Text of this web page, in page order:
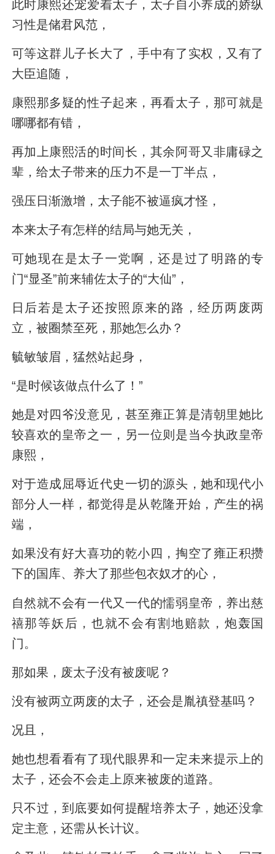
此时康熙还宠爱着太子，太子自小养成的娇纵
习性是储君风范，
可等这群儿子长大了，手中有了实权，又有了
大臣追随，
康熙那多疑的性子起来，再看太子，那可就是
哪哪都有错，
再加上康熙活的时间长，其余阿哥又非庸碌之
辈，给太子带来的压力不是一丁半点，
强压日渐激增，太子能不被逼疯才怪，
本来太子有怎样的结局与她无关，
可她现在是太子一党啊，还是过了明路的专
门“显圣”前来辅佐太子的“大仙”，
日后若是太子还按照原来的路，经历两废两
立，被圈禁至死，那她怎么办？
毓敏皱眉，猛然站起身，
“是时候该做点什么了！”
她是对四爷没意见，甚至雍正算是清朝里她比
较喜欢的皇帝之一，另一位则是当今执政皇帝
康熙，
对于造成屈辱近代史一切的源头，她和现代小
部分人一样，都觉得是从乾隆开始，产生的祸
端，
如果没有好大喜功的乾小四，掏空了雍正积攒
下的国库、养大了那些包衣奴才的心，
自然就不会有一代又一代的懦弱皇帝，养出慈
禧那等妖后，也就不会有割地赔款，炮轰国
门。
那如果，废太子没有被废呢？
没有被两立两废的太子，还会是胤禛登基吗？
况且，
她也想看看有了现代眼界和一定未来提示上的
太子，还会不会走上原来被废的道路。
只不过，到底要如何提醒培养太子，她还没拿
定主意，还需从长计议。